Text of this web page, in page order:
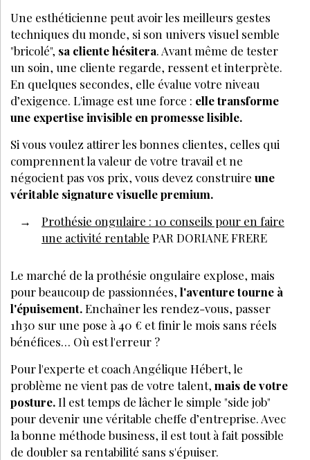
Une esthéticienne peut avoir les meilleurs gestes
techniques du monde, si son univers visuel semble
"bricolé", sa cliente hésitera. Avant même de tester
un soin, une cliente regarde, ressent et interprète.
En quelques secondes, elle évalue votre niveau
d’exigence. L'image est une force : elle transforme
une expertise invisible en promesse lisible.
Si vous voulez attirer les bonnes clientes, celles qui
comprennent la valeur de votre travail et ne
négocient pas vos prix, vous devez construire une
véritable signature visuelle premium.
Prothésie ongulaire : 10 conseils pour en faire
une activité rentable PAR DORIANE FRERE
Le marché de la prothésie ongulaire explose, mais
pour beaucoup de passionnées, l'aventure tourne à
l'épuisement.Enchaîner les rendez-vous, passer
1h30 sur une pose à 40 € et finir le mois sans réels
bénéfices… Où est l'erreur ?
Pour l'experte et coach Angélique Hébert, le
problème ne vient pas de votre talent, mais de votre
posture.Il est temps de lâcher le simple "side job"
pour devenir une véritable cheffe d’entreprise. Avec
la bonne méthode business, il est tout à fait possible
de doubler sa rentabilité sans s'épuiser.